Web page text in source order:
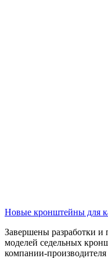
Новые кронштейны для
Завершены разработки и
моделей седельных
компании-